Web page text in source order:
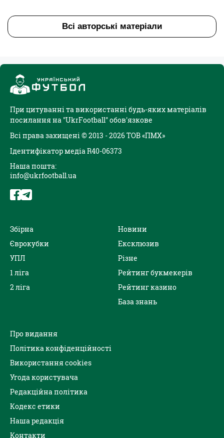
Всі авторські матеріали
При цитуванні та використанні будь-яких матеріалів
посилання на "UkrFootball" обов'язкове
Всі права захищені © 2013 - 2026 ТОВ «ПМХ»
Ідентифікатор медіа R40-06373
Наша пошта:
info@ukrfootball.ua
Збірна
Єврокубки
УПЛ
1 ліга
2 ліга
Новини
Ексклюзив
Різне
Рейтинг букмекерів
Рейтинг казино
База знань
Про видання
Політика конфіденційності
Використання cookies
Угода користувача
Редакційна політика
Кодекс етики
Наша редакція
Контакти